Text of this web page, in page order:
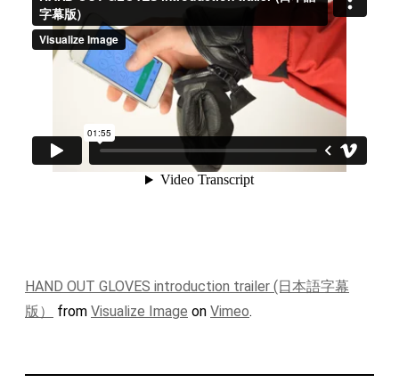
HAND OUT GLOVES introduction trailer (日本語字幕
版）
from Visualize Image on Vimeo.